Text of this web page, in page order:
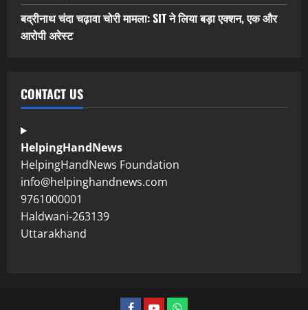
बद्रीनाथ चंदा चढ़ावा चोरी मामला: SIT ने लिया बड़ा एक्शन, एक और
आरोपी अरेस्ट
CONTACT US
HelpingHandNews
HelpingHandNews Foundation
info@helpinghandnews.com
9761000001
Haldwani-263139
Uttarakhand